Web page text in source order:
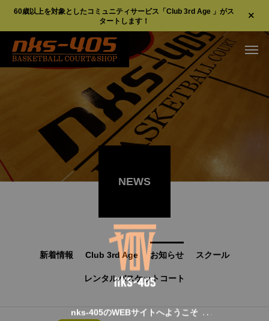
nks-405のWEBサイトへようこそ
60歳以上を対象としたコミュニティサービス「Club 3rd Age 」がス
タートします！
NEWS
新着情報 Club 3rd Age お知らせ スクール
レンタルバスケットコート